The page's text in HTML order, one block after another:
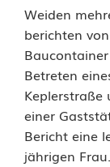
o
l
i
z
e
Weiden
berichten
Betreten
Keplerstraße
einer
Bericht eine
jährigen Frau.